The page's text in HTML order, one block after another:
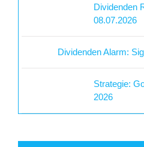
Dividenden
08.07.2026
Dividenden Alarm:
Strategie:
2026